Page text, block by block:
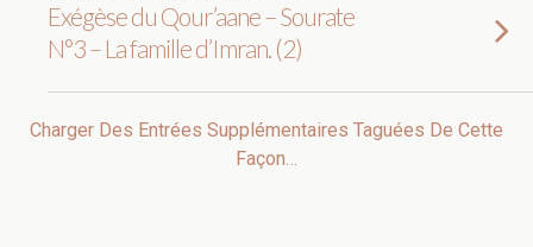
Exégèse du Qour’aane – Sourate
N°3 – La famille d’Imran. (2)
Charger Des Entrées Supplémentaires Taguées De Cette
Façon…